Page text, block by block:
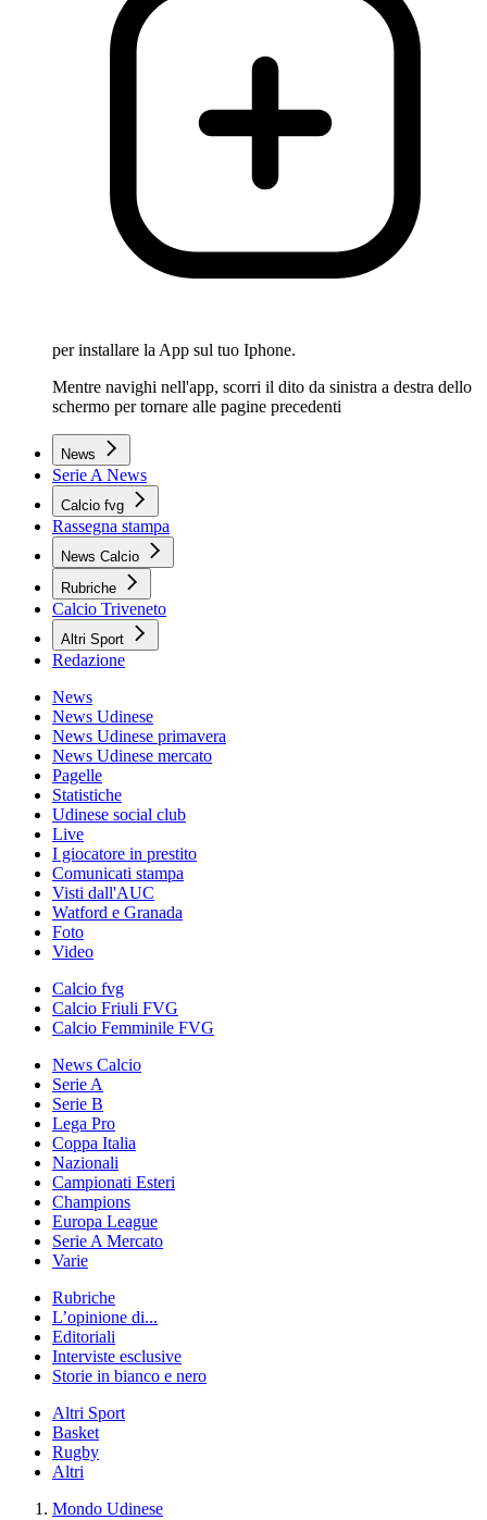
per installare la App sul tuo Iphone.
Mentre navighi nell'app, scorri il dito da sinistra a destra dello
schermo per tornare alle pagine precedenti
News
Serie A News
Calcio fvg
Rassegna stampa
News Calcio
Rubriche
Calcio Triveneto
Altri Sport
Redazione
News
News Udinese
News Udinese primavera
News Udinese mercato
Pagelle
Statistiche
Udinese social club
Live
I giocatore in prestito
Comunicati stampa
Visti dall'AUC
Watford e Granada
Foto
Video
Calcio fvg
Calcio Friuli FVG
Calcio Femminile FVG
News Calcio
Serie A
Serie B
Lega Pro
Coppa Italia
Nazionali
Campionati Esteri
Champions
Europa League
Serie A Mercato
Varie
Rubriche
L’opinione di...
Editoriali
Interviste esclusive
Storie in bianco e nero
Altri Sport
Basket
Rugby
Altri
Mondo Udinese